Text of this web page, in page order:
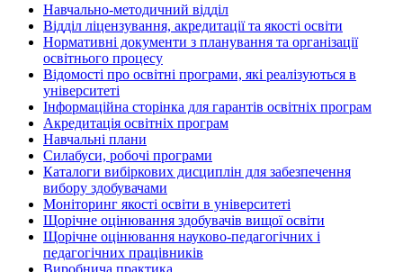
Навчально-методичний відділ
Відділ ліцензування, акредитації та якості освіти
Нормативні документи з планування та організації
освітнього процесу
Відомості про освітні програми, які реалізуються в
університеті
Інформаційна сторінка для гарантів освітніх програм
Акредитація освітніх програм
Навчальні плани
Силабуси, робочі програми
Каталоги вибіркових дисциплін для забезпечення
вибору здобувачами
Моніторинг якості освіти в університеті
Щорічне оцінювання здобувачів вищої освіти
Щорічне оцінювання науково-педагогічних і
педагогічних працівників
Виробнича практика